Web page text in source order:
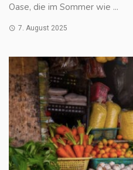
Oase, die im Sommer wie ...
7. August 2025